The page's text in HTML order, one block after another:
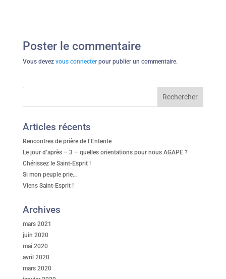
Poster le commentaire
Vous devez vous connecterpour publier un commentaire.
Articles récents
Rencontres de prière de l’Entente
Le jour d’après – 3 – quelles orientations pour nous AGAPE ?
Chérissez le Saint-Esprit !
Si mon peuple prie…
Viens Saint-Esprit !
Archives
mars 2021
juin 2020
mai 2020
avril 2020
mars 2020